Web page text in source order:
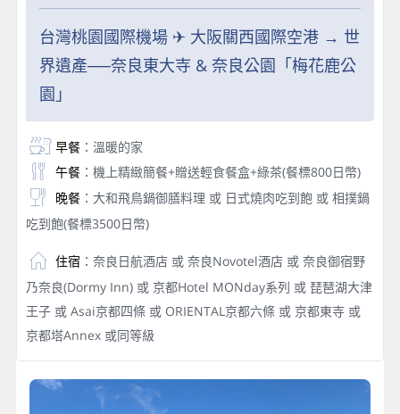
台灣桃園國際機場 ✈︎ 大阪關西國際空港 → 世
界遺產──奈良東大寺 & 奈良公園「梅花鹿公
園」
早餐：溫暖的家
午餐：機上精緻簡餐+贈送輕食餐盒+綠茶(餐標800日幣)
晚餐：大和飛鳥鍋御膳料理 或 日式燒肉吃到飽 或 相撲鍋
吃到飽(餐標3500日幣)
住宿 ：奈良日航酒店 或 奈良Novotel酒店 或 奈良御宿野
乃奈良(Dormy Inn) 或 京都Hotel MONday系列 或 琵琶湖大津
王子 或 Asai京都四條 或 ORIENTAL京都六條 或 京都東寺 或
京都塔Annex 或同等級